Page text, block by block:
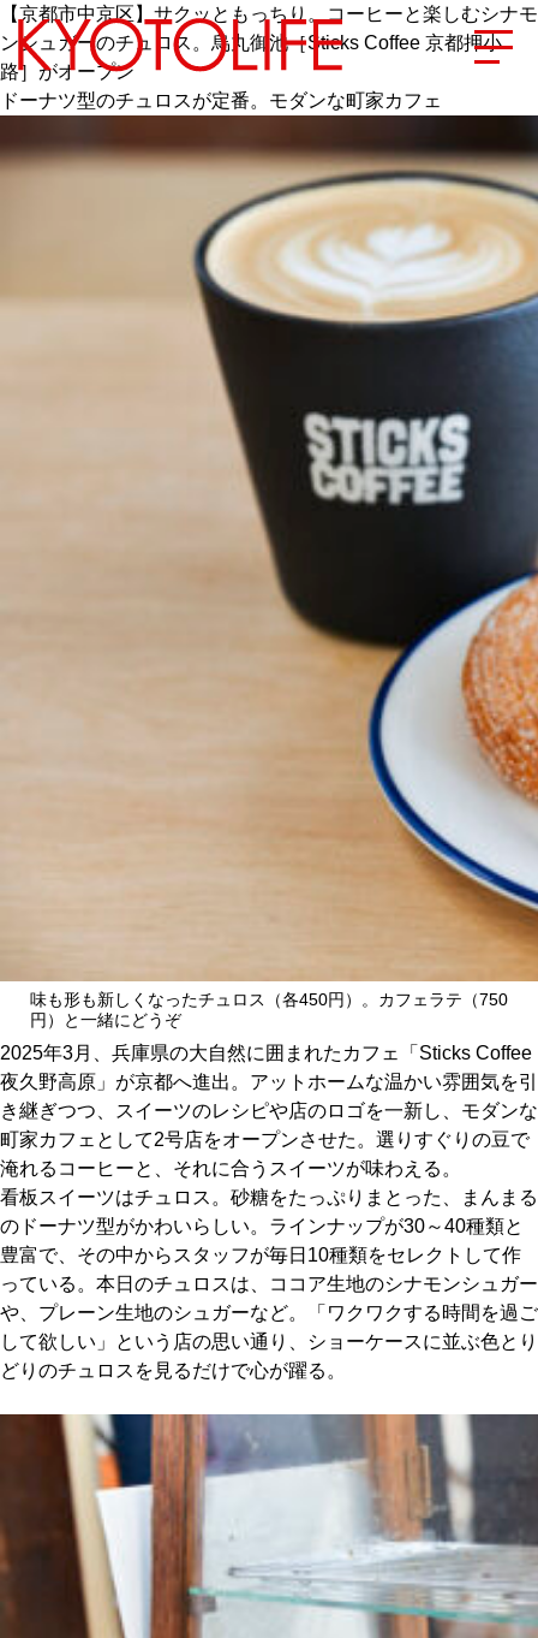
エリアから探す
カテゴリーから探す
チケットプレゼント応募
SERIES
カレーが好き
京都おやつクラブ
私と店のはなし
今月の京みやげ
京都の書店
CULTURE
すべて
関西で開催。
【京都市中京区】サクッともっちり。コーヒーと楽しむシナモ
ンシュガーのチュロス。烏丸御池［Sticks Coffee 京都押小
路］がオープン
ドーナツ型のチュロスが定番。モダンな町家カフェ
味も形も新しくなったチュロス（各450円）。カフェラテ（750
円）と一緒にどうぞ
2025年3月、兵庫県の大自然に囲まれたカフェ「Sticks Coffee
夜久野高原」が京都へ進出。アットホームな温かい雰囲気を引
き継ぎつつ、スイーツのレシピや店のロゴを一新し、モダンな
町家カフェとして2号店をオープンさせた。選りすぐりの豆で
淹れるコーヒーと、それに合うスイーツが味わえる。
看板スイーツはチュロス。砂糖をたっぷりまとった、まんまる
のドーナツ型がかわいらしい。ラインナップが30～40種類と
豊富で、その中からスタッフが毎日10種類をセレクトして作
っている。本日のチュロスは、ココア生地のシナモンシュガー
や、プレーン生地のシュガーなど。「ワクワクする時間を過ご
して欲しい」という店の思い通り、ショーケースに並ぶ色とり
どりのチュロスを見るだけで心が躍る。